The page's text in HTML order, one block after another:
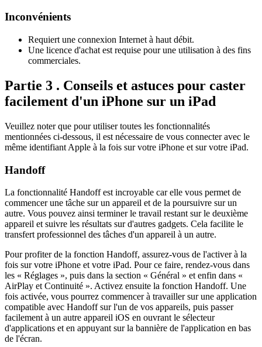
Inconvénients
Requiert une connexion Internet à haut débit.
Une licence d'achat est requise pour une utilisation à des fins
commerciales.
Partie 3 . Conseils et astuces pour caster
facilement d'un iPhone sur un iPad
Veuillez noter que pour utiliser toutes les fonctionnalités
mentionnées ci-dessous, il est nécessaire de vous connecter avec le
même identifiant Apple à la fois sur votre iPhone et sur votre iPad.
Handoff
La fonctionnalité Handoff est incroyable car elle vous permet de
commencer une tâche sur un appareil et de la poursuivre sur un
autre. Vous pouvez ainsi terminer le travail restant sur le deuxième
appareil et suivre les résultats sur d'autres gadgets. Cela facilite le
transfert professionnel des tâches d'un appareil à un autre.
Pour profiter de la fonction Handoff, assurez-vous de l'activer à la
fois sur votre iPhone et votre iPad. Pour ce faire, rendez-vous dans
les « Réglages », puis dans la section « Général » et enfin dans «
AirPlay et Continuité ». Activez ensuite la fonction Handoff. Une
fois activée, vous pourrez commencer à travailler sur une application
compatible avec Handoff sur l'un de vos appareils, puis passer
facilement à un autre appareil iOS en ouvrant le sélecteur
d'applications et en appuyant sur la bannière de l'application en bas
de l'écran.